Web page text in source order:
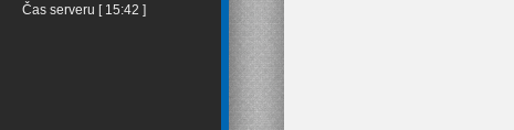
Čas serveru [ 15:42 ]